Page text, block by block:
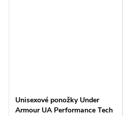
Unisexové ponožky Under
Armour UA Performance Tech